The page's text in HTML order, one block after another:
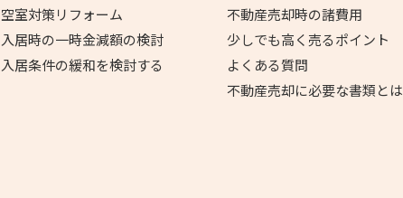
空室対策リフォーム
入居時の一時金減額の検討
入居条件の緩和を検討する
不動産売却時の諸費用
少しでも高く売るポイント
よくある質問
不動産売却に必要な書類とは